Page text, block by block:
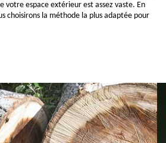
votre espace extérieur est assez vaste. En
choisirons la méthode la plus adaptée pour